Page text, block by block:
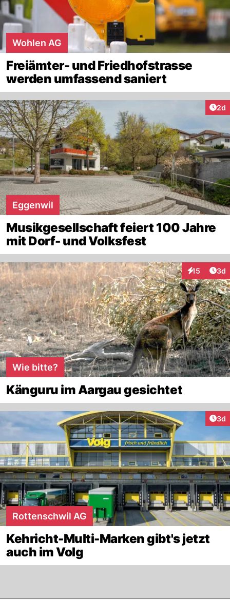
Wohlen AG
Freiämter- und Friedhofstrasse
werden umfassend saniert
2d
Eggenwil
Musikgesellschaft feiert 100 Jahre
mit Dorf- und Volksfest
15
Interaktionen
3d
Wie bitte?
Känguru im Aargau gesichtet
3d
Rottenschwil AG
Kehricht-Multi-Marken gibt's jetzt
auch im Volg